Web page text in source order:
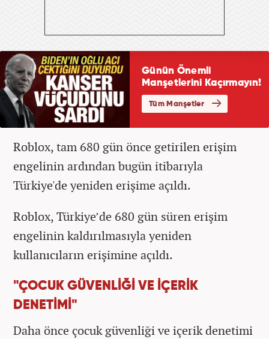
Roblox, tam 680 gün önce getirilen erişim
engelinin ardından bugün itibarıyla
Türkiye'de yeniden erişime açıldı.
Roblox, Türkiye’de 680 gün süren erişim
engelinin kaldırılmasıyla yeniden
kullanıcıların erişimine açıldı.
"ÇOCUK GÜVENLİĞİ VE İÇERİK
DENETİMİ"
Daha önce çocuk güvenliği ve içerik denetimi